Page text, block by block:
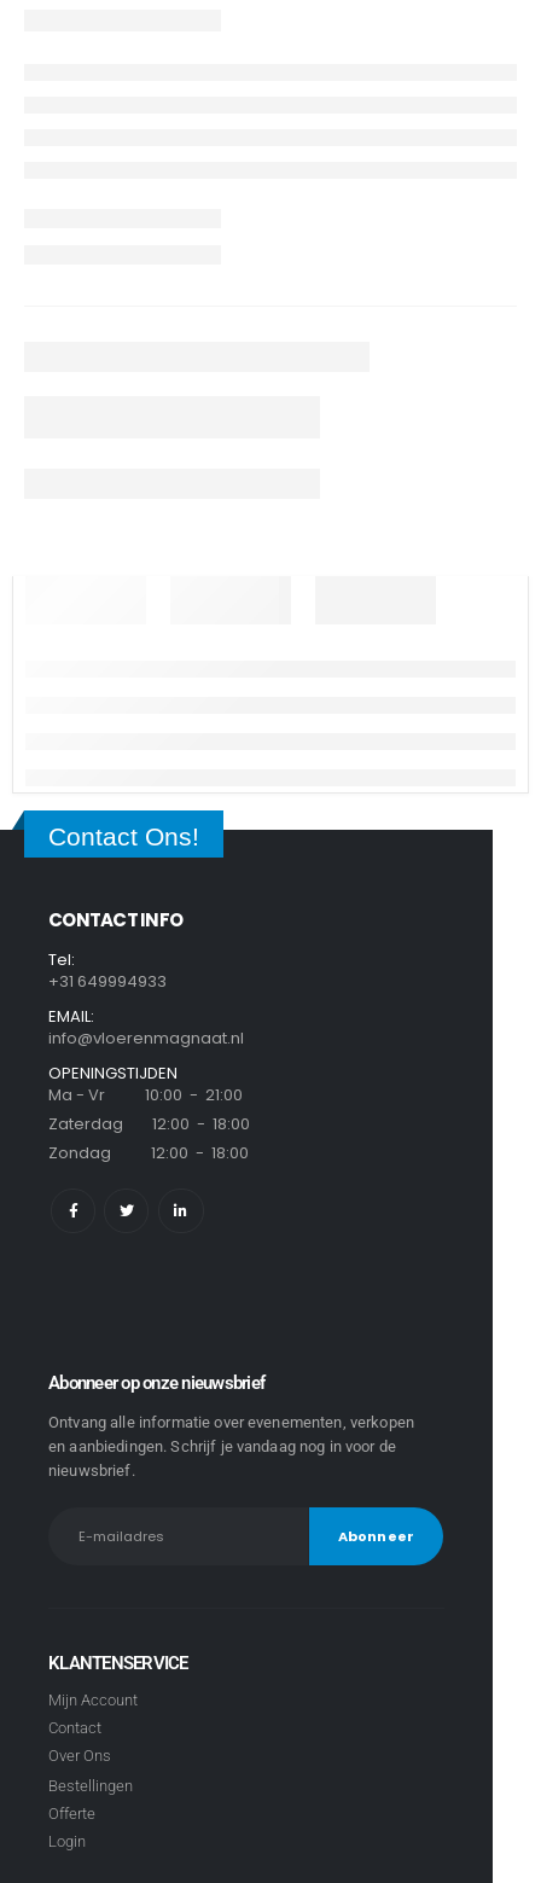
Contact Ons!
CONTACT INFO
Tel:
+31 649994933
EMAIL:
info@vloerenmagnaat.nl
OPENINGSTIJDEN
Ma - Vr 10:00 - 21:00
Zaterdag 12:00 - 18:00
Zondag 12:00 - 18:00
Abonneer op onze nieuwsbrief
Ontvang alle informatie over evenementen, verkopen
en aanbiedingen. Schrijf je vandaag nog in voor de
nieuwsbrief.
KLANTENSERVICE
Mijn Account
Contact
Over Ons
Bestellingen
Offerte
Login